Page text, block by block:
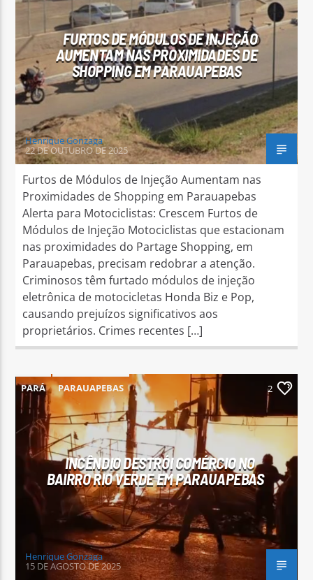
Arara Azul FM
FURTOS DE MÓDULOS DE INJEÇÃO
AUMENTAM NAS PROXIMIDADES DE
SHOPPING EM PARAUAPEBAS
Henrique Gonzaga
22 DE OUTUBRO DE 2025
Furtos de Módulos de Injeção Aumentam nas
Proximidades de Shopping em Parauapebas
Alerta para Motociclistas: Crescem Furtos de
Módulos de Injeção Motociclistas que estacionam
nas proximidades do Partage Shopping, em
Parauapebas, precisam redobrar a atenção.
Criminosos têm furtado módulos de injeção
eletrônica de motocicletas Honda Biz e Pop,
causando prejuízos significativos aos
proprietários. Crimes recentes […]
PARÁ PARAUAPEBAS 2
INCÊNDIO DESTRÓI COMÉRCIO NO
BAIRRO RIO VERDE EM PARAUAPEBAS
Henrique Gonzaga
15 DE AGOSTO DE 2025